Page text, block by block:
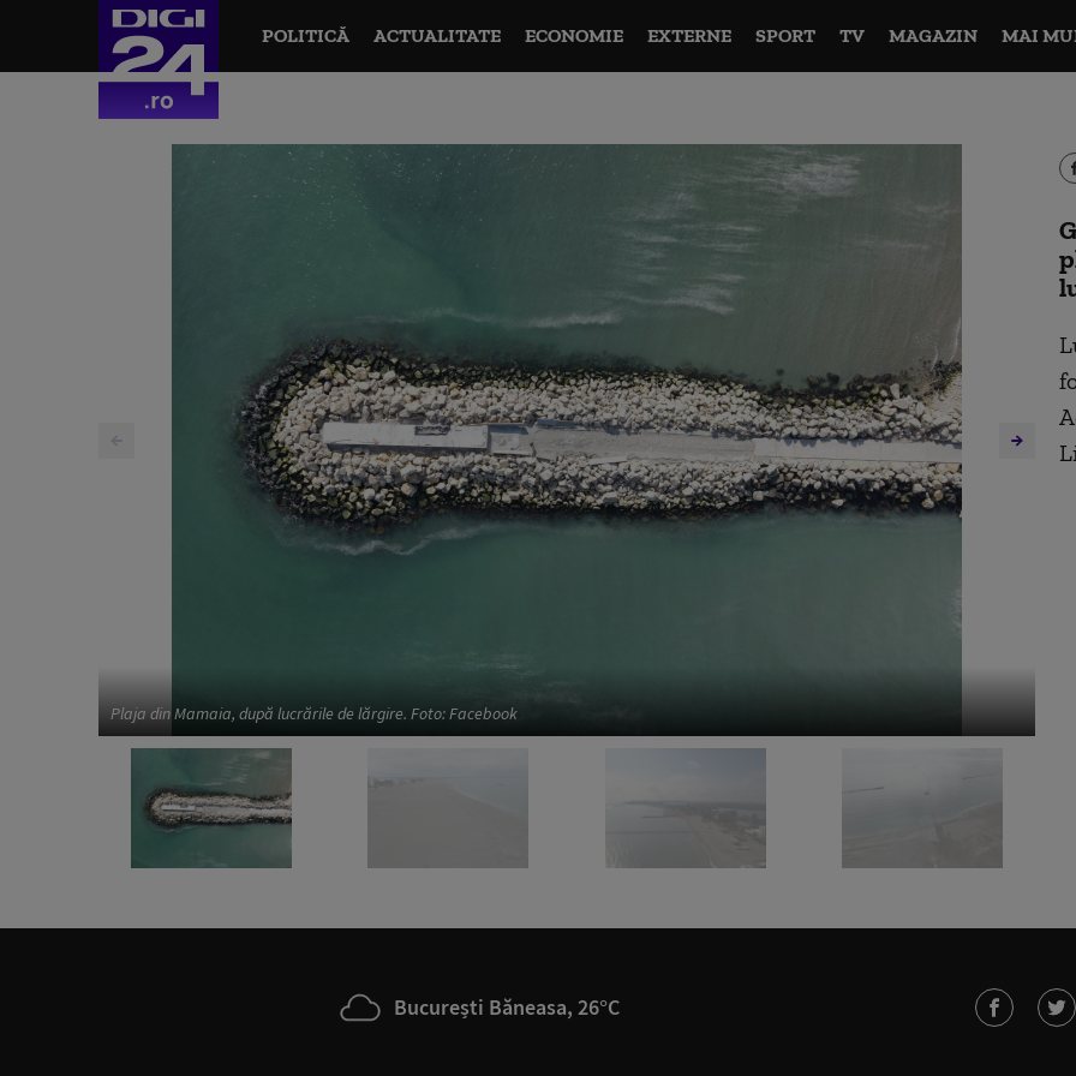
POLITICĂ ACTUALITATE ECONOMIE EXTERNE SPORT TV MAGAZIN MAI
Plaja din Mamaia, după lucrările de lărgire. Foto: Facebook
București Băneasa, 26°C